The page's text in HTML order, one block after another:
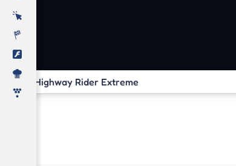
Highway Rider Extreme